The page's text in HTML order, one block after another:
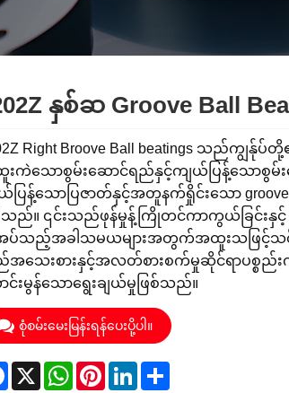
နှစ်ဆ Groove Ball
Right Broove Ball beatings သည်ကျွန်ုပ်တို့
ကဲသောစွမ်းဆောင်ရည်နှင့်ကျယ်ပြန့်သောစွမ်
ပြန့်သောပြဇာတ်နှင့်အတူနက်ရှိုင်းသော
သည်။ ၎င်းသည်ဖုန်မှုန့်ကြိုတင်ကာကွယ်ခြင်းနှင့်
သည့်အခါသမယများအတွက်အထူးသဖြင့်သင့်
သေးစားနှင့်အလတ်စားစက်မှုဆိုင်ရာပစ္စည်
င်းမွန်သောရွေးချယ်မှုဖြစ်သည်။
စုံစမ်းမေးမြန်းရန်ပေးပို့ပါ။
Facebook
X WhatsApp
PinterestLinkedInShare